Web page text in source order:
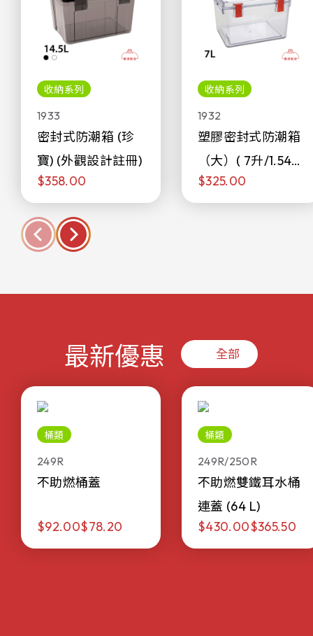
收納系列
1933
密封式防潮箱 (珍
寶) (外觀設計註冊)
$358.00
收納系列
1932
塑膠密封式防潮箱
（大）( 7升/1.54加
侖)
$325.00
最新優惠 全部
桶類
249R
不助燃桶蓋
$92.00$78.20
桶類
249R/250R
不助燃雙鐵耳水桶
連蓋 (64 L)
$430.00$365.50